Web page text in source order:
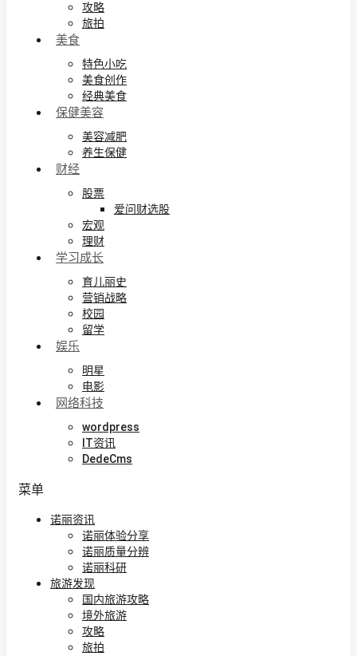
攻略
旅拍
美食
特色小吃
美食创作
经典美食
保健美容
美容减肥
养生保健
财经
股票
爱问财选股
宏观
理财
学习成长
育儿丽史
营销战略
校园
留学
娱乐
明星
电影
网络科技
wordpress
IT资讯
DedeCms
菜单
诺丽资讯
诺丽体验分享
诺丽质量分辨
诺丽科研
旅游发现
国内旅游攻略
境外旅游
攻略
旅拍